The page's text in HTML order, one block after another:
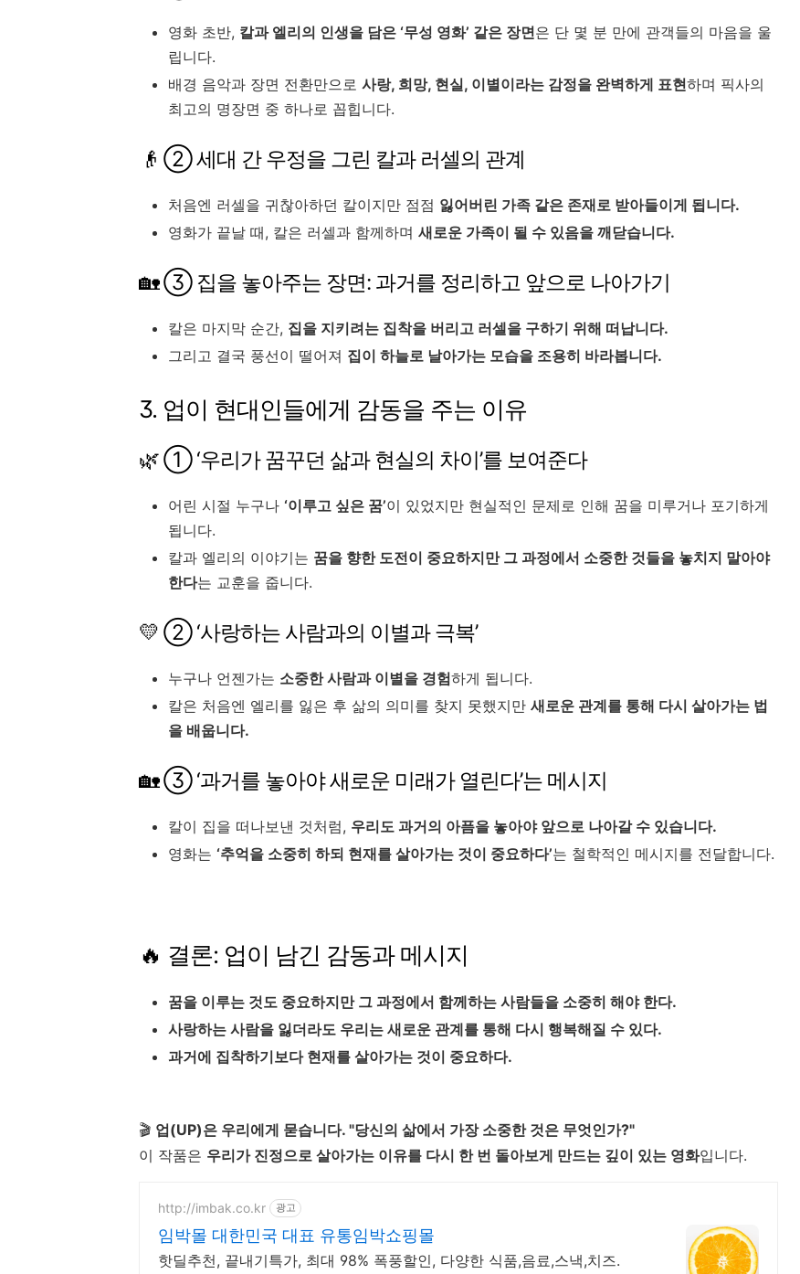
영화 초반, 칼과 엘리의 인생을 담은 ‘무성 영화’ 같은 장면은 단 몇 분 만에 관객들의 마음을 울
립니다.
배경 음악과 장면 전환만으로 사랑, 희망, 현실, 이별이라는 감정을 완벽하게 표현하며 픽사의
최고의 명장면 중 하나로 꼽힙니다.
👴 ② 세대 간 우정을 그린 칼과 러셀의 관계
처음엔 러셀을 귀찮아하던 칼이지만 점점 잃어버린 가족 같은 존재로 받아들이게 됩니다.
영화가 끝날 때, 칼은 러셀과 함께하며 새로운 가족이 될 수 있음을 깨닫습니다.
🏡 ③ 집을 놓아주는 장면: 과거를 정리하고 앞으로 나아가기
칼은 마지막 순간, 집을 지키려는 집착을 버리고 러셀을 구하기 위해 떠납니다.
그리고 결국 풍선이 떨어져 집이 하늘로 날아가는 모습을 조용히 바라봅니다.
3. 업이 현대인들에게 감동을 주는 이유
🌿 ① ‘우리가 꿈꾸던 삶과 현실의 차이’를 보여준다
어린 시절 누구나 ‘이루고 싶은 꿈’이 있었지만 현실적인 문제로 인해 꿈을 미루거나 포기하게
됩니다.
칼과 엘리의 이야기는 꿈을 향한 도전이 중요하지만 그 과정에서 소중한 것들을 놓치지 말아야
한다는 교훈을 줍니다.
💛 ② ‘사랑하는 사람과의 이별과 극복’
누구나 언젠가는 소중한 사람과 이별을 경험하게 됩니다.
칼은 처음엔 엘리를 잃은 후 삶의 의미를 찾지 못했지만 새로운 관계를 통해 다시 살아가는 법
을 배웁니다.
🏡 ③ ‘과거를 놓아야 새로운 미래가 열린다’는 메시지
칼이 집을 떠나보낸 것처럼, 우리도 과거의 아픔을 놓아야 앞으로 나아갈 수 있습니다.
영화는 ‘추억을 소중히 하되 현재를 살아가는 것이 중요하다’는 철학적인 메시지를 전달합니다.
🔥 결론: 업이 남긴 감동과 메시지
꿈을 이루는 것도 중요하지만 그 과정에서 함께하는 사람들을 소중히 해야 한다.
사랑하는 사람을 잃더라도 우리는 새로운 관계를 통해 다시 행복해질 수 있다.
과거에 집착하기보다 현재를 살아가는 것이 중요하다.
🎬 업(UP)은 우리에게 묻습니다. "당신의 삶에서 가장 소중한 것은 무엇인가?"
이 작품은 우리가 진정으로 살아가는 이유를 다시 한 번 돌아보게 만드는 깊이 있는 영화입니다.
http://imbak.co.kr 광고
임박몰 대한민국 대표 유통임박쇼핑몰
핫딜추천, 끝내기특가, 최대 98% 폭풍할인, 다양한 식품,음료,스낵,치즈.